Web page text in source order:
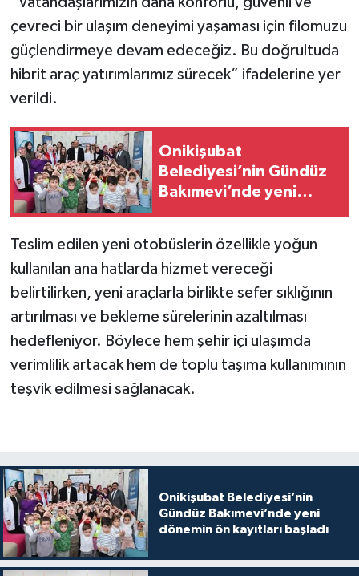
çevreci bir ulaşım deneyimi yaşaması için filomuzu
güçlendirmeye devam edeceğiz. Bu doğrultuda
hibrit araç yatırımlarımız sürecek” ifadelerine yer
verildi.
Onikişubat
Belediyesi’nin Gündüz
Bakımevi’nde yeni
Teslim edilen yeni otobüslerin özellikle yoğun
kullanılan ana hatlarda hizmet vereceği
belirtilirken, yeni araçlarla birlikte sefer sıklığının
artırılması ve bekleme sürelerinin azaltılması
hedefleniyor. Böylece hem şehir içi ulaşımda
verimlilik artacak hem de toplu taşıma kullanımının
teşvik edilmesi sağlanacak.
Onikişubat Belediyesi’nin
Gündüz Bakımevi’nde yeni
dönemin ön kayıtları başladı